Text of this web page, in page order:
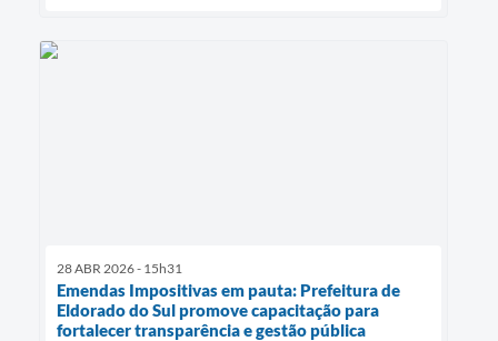
28 ABR 2026 - 15h31
Emendas Impositivas em pauta: Prefeitura de
Eldorado do Sul promove capacitação para
fortalecer transparência e gestão pública